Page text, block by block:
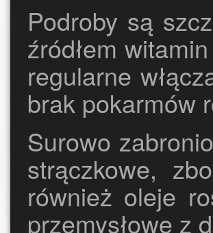
Podroby są
źródłem
regularne
brak pokarmów
Surowo
strączkowe,
również oleje
przemysłowe z